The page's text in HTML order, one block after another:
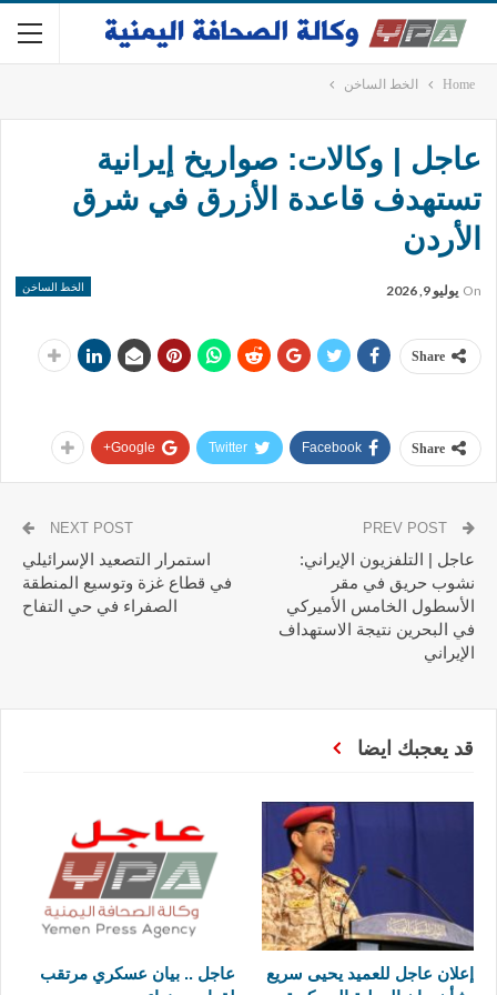
Home الخط الساخن
عاجل | وكالات: صواريخ إيرانية
تستهدف قاعدة الأزرق في شرق
الأردن
الخط الساخن On يوليو 9, 2026
Share
Share
Facebook
Twitter
Google+
عاجل | التلفزيون الإيراني:
نشوب حريق في مقر
الأسطول الخامس الأميركي
في البحرين نتيجة الاستهداف
الإيراني
NEXT POST
استمرار التصعيد الإسرائيلي
في قطاع غزة وتوسيع المنطقة
الصفراء في حي التفاح
قد يعجبك ايضا
إعلان عاجل للعميد يحيى سريع
عاجل .. بيان عسكري مرتقب